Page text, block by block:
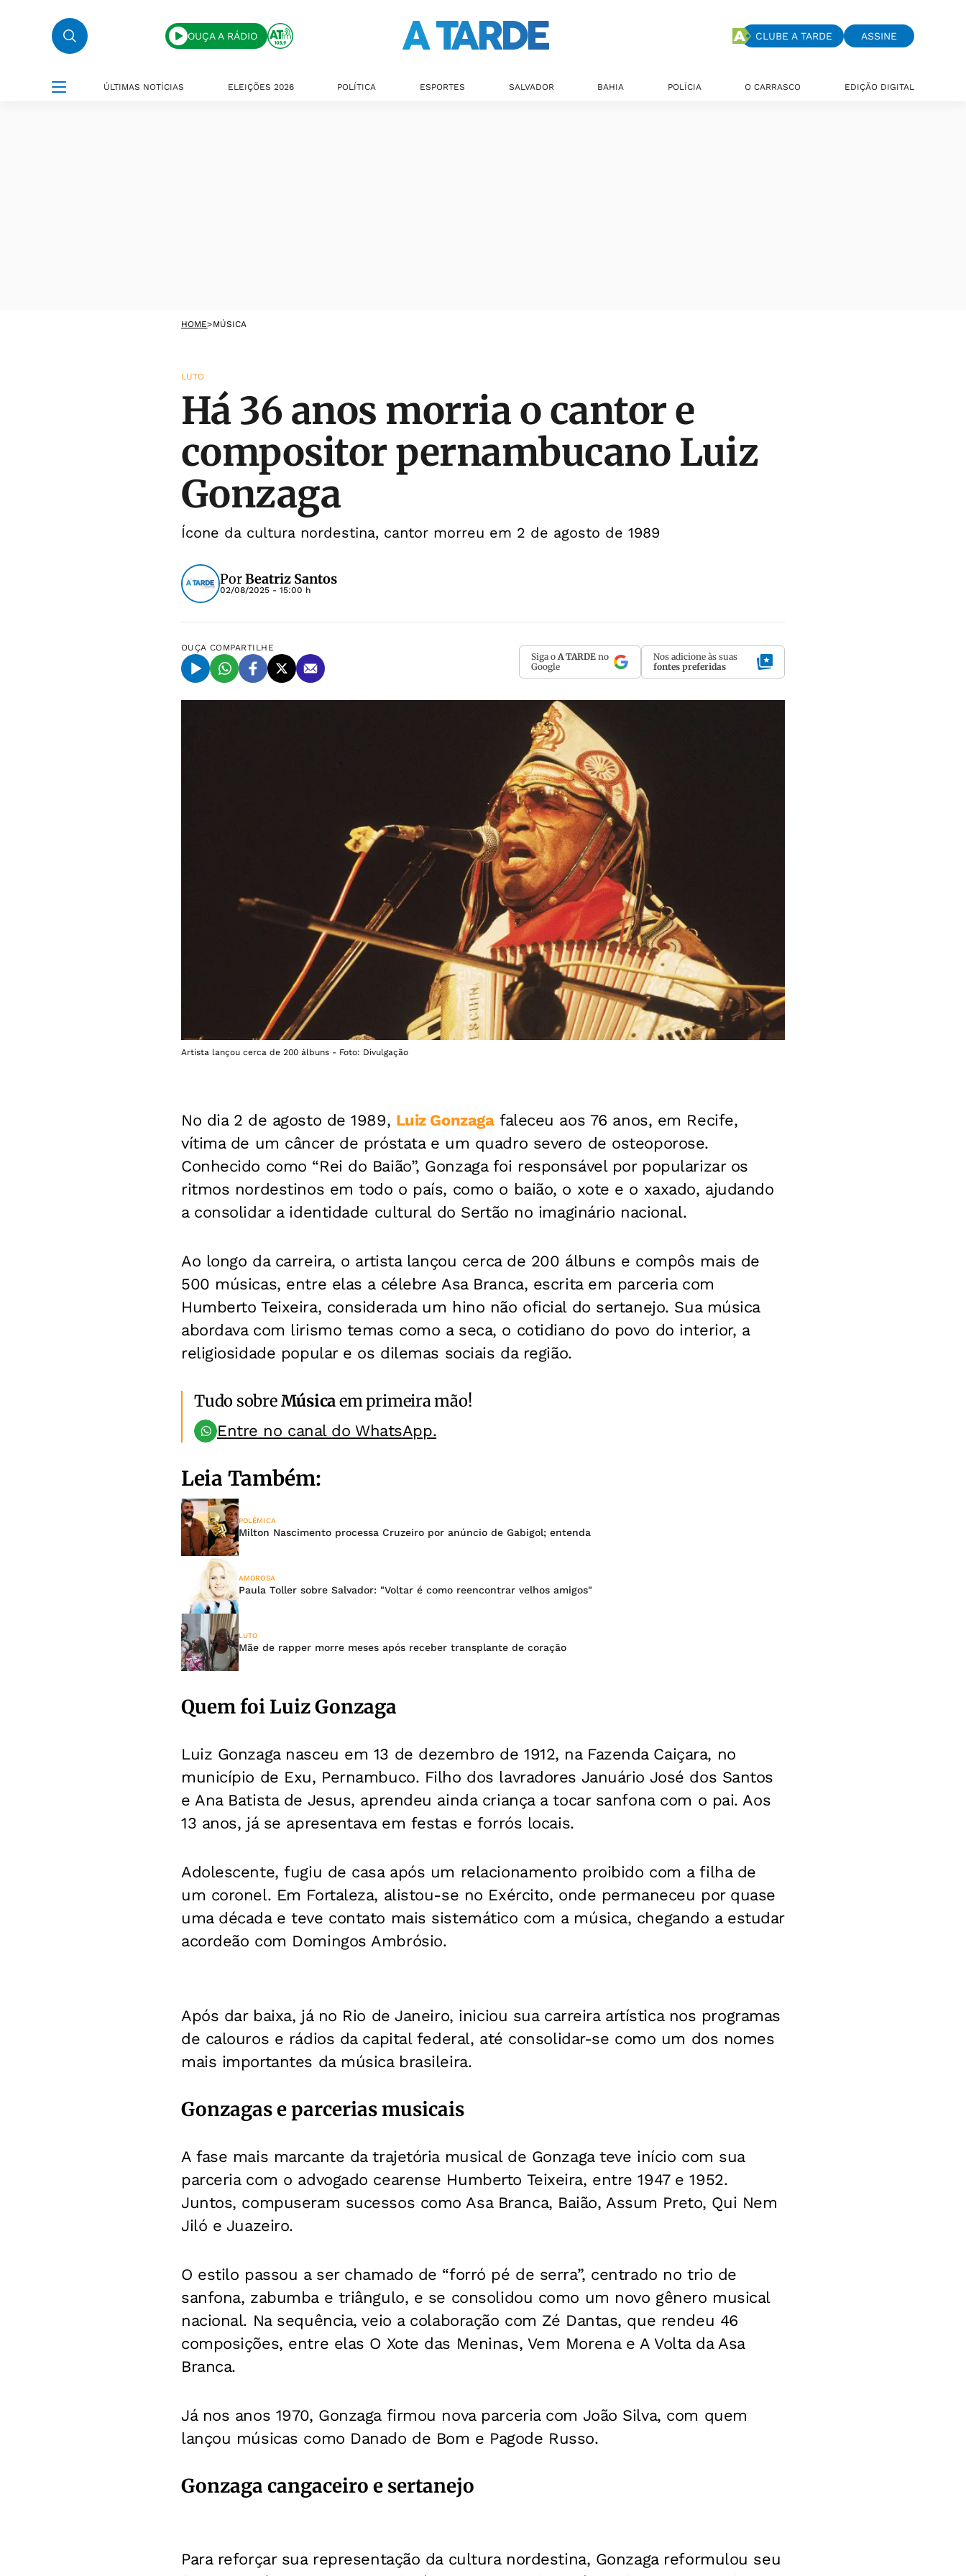
OUÇA A RÁDIO CLUBE A TARDE ASSINE
ÚLTIMAS NOTÍCIAS ELEIÇÕES 2026 POLÍTICA ESPORTES SALVADOR BAHIA POLÍCIA O CARRASCO EDIÇÃO DIGITAL
HOME>MÚSICA
LUTO
Há 36 anos morria o cantor e
compositor pernambucano Luiz
Gonzaga
Ícone da cultura nordestina, cantor morreu em 2 de agosto de 1989
PorBeatriz Santos
02/08/2025 - 15:00 h
OUÇA COMPARTILHE
Siga o A TARDE no
Google
Nos adicione às suas
fontes preferidas
Artista lançou cerca de 200 álbuns - Foto: Divulgação
No dia 2 de agosto de 1989, Luiz Gonzagafaleceu aos 76 anos, em Recife,
vítima de um câncer de próstata e um quadro severo de osteoporose.
Conhecido como “Rei do Baião”, Gonzaga foi responsável por popularizar os
ritmos nordestinos em todo o país, como o baião, o xote e o xaxado, ajudando
a consolidar a identidade cultural do Sertão no imaginário nacional.
Ao longo da carreira, o artista lançou cerca de 200 álbuns e compôs mais de
500 músicas, entre elas a célebre Asa Branca, escrita em parceria com
Humberto Teixeira, considerada um hino não oficial do sertanejo. Sua música
abordava com lirismo temas como a seca, o cotidiano do povo do interior, a
religiosidade popular e os dilemas sociais da região.
Tudo sobreMúsicaem primeira mão!
Entre no canal do WhatsApp.
Leia Também:
POLÊMICA
Milton Nascimento processa Cruzeiro por anúncio de Gabigol; entenda
AMOROSA
Paula Toller sobre Salvador: "Voltar é como reencontrar velhos amigos"
LUTO
Mãe de rapper morre meses após receber transplante de coração
Quem foi Luiz Gonzaga
Luiz Gonzaga nasceu em 13 de dezembro de 1912, na Fazenda Caiçara, no
município de Exu, Pernambuco. Filho dos lavradores Januário José dos Santos
e Ana Batista de Jesus, aprendeu ainda criança a tocar sanfona com o pai. Aos
13 anos, já se apresentava em festas e forrós locais.
Adolescente, fugiu de casa após um relacionamento proibido com a filha de
um coronel. Em Fortaleza, alistou-se no Exército, onde permaneceu por quase
uma década e teve contato mais sistemático com a música, chegando a estudar
acordeão com Domingos Ambrósio.
Após dar baixa, já no Rio de Janeiro, iniciou sua carreira artística nos programas
de calouros e rádios da capital federal, até consolidar-se como um dos nomes
mais importantes da música brasileira.
Gonzagas e parcerias musicais
A fase mais marcante da trajetória musical de Gonzaga teve início com sua
parceria com o advogado cearense Humberto Teixeira, entre 1947 e 1952.
Juntos, compuseram sucessos como Asa Branca, Baião, Assum Preto, Qui Nem
Jiló e Juazeiro.
O estilo passou a ser chamado de “forró pé de serra”, centrado no trio de
sanfona, zabumba e triângulo, e se consolidou como um novo gênero musical
nacional. Na sequência, veio a colaboração com Zé Dantas, que rendeu 46
composições, entre elas O Xote das Meninas, Vem Morena e A Volta da Asa
Branca.
Já nos anos 1970, Gonzaga firmou nova parceria com João Silva, com quem
lançou músicas como Danado de Bom e Pagode Russo.
Gonzaga cangaceiro e sertanejo
Para reforçar sua representação da cultura nordestina, Gonzaga reformulou seu